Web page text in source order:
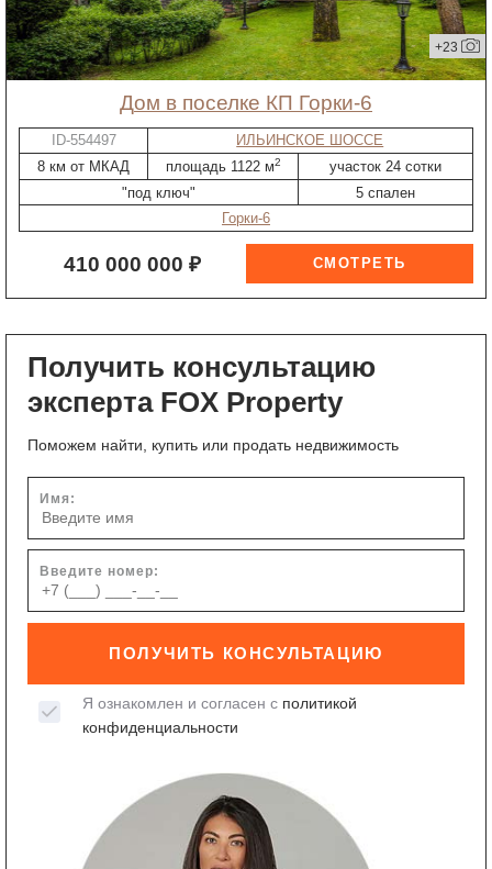
+23
дом в поселке КП Горки-6
ID-554497
ИЛЬИНСКОЕ ШОССЕ
8 км от МКАД
площадь 1122 м2
участок 24 сотки
"под ключ"
5 спален
Горки-6
410 000 000 ₽
Получить консультацию
эксперта FOX Property
Поможем найти, купить или продать недвижимость
Имя:
Введите номер:
ПОЛУЧИТЬ КОНСУЛЬТАЦИЮ
Я ознакомлен и согласен с политикой
конфиденциальности